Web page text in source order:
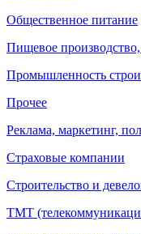
Общественное питание
Пищевое
Промышленность
Прочее
Реклама, маркетинг,
Страховые компании
Строительство и
ТМТ